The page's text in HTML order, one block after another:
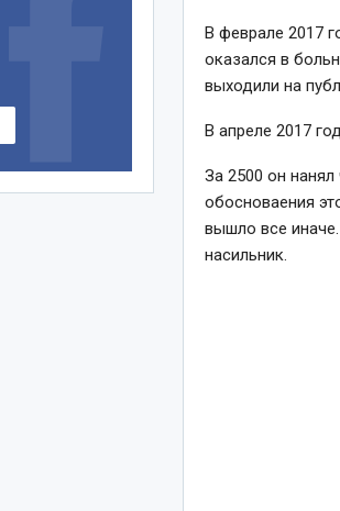
В феврале 2017
оказался в
выходили на
В апреле 2017
За 2500 он
обосноваения
вышло все
насильник.